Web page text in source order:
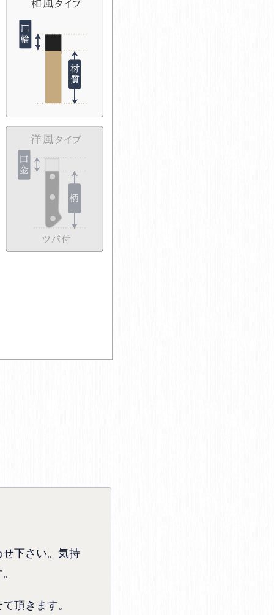
下さい。気持
頂きます。